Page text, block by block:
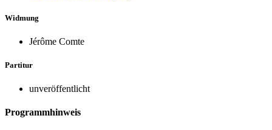
Widmung
Jérôme Comte
Partitur
unveröffentlicht
Programmhinweis